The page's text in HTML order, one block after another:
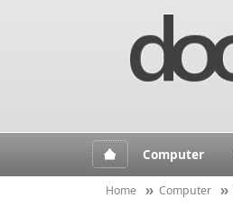
Computer
Home Computer